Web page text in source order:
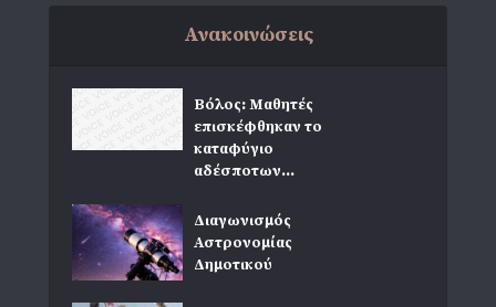
Ανακοινώσεις
Βόλος: Μαθητές
επισκέφθηκαν το
καταφύγιο
αδέσποτων...
Διαγωνισμός
Αστρονομίας
Δημοτικού